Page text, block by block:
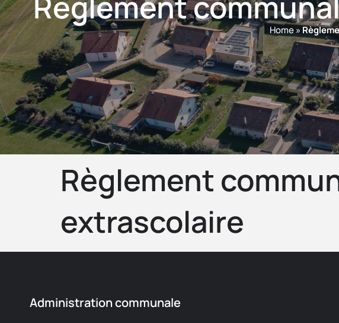
Home»
Règlement
extrascolaire
Administration communale